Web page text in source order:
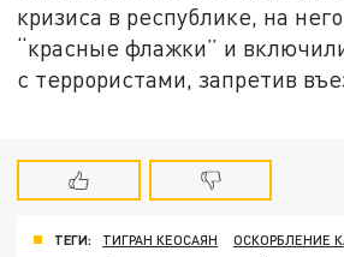
кризиса в республике, на
“красные флажки” и
с террористами, запретив
ТЕГИ: ТИГРАН КЕОСАЯН
ОСКОРБЛЕНИЕ